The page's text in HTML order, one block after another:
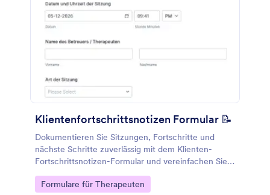
Klientenfortschrittsnotizen Formular 📝
Dokumentieren Sie Sitzungen, Fortschritte und
nächste Schritte zuverlässig mit dem Klienten-
Fortschrittsnotizen-Formular und vereinfachen Sie
die Datenerfassung für Therapie, Coaching und
Betreuungsteams mit Jotform.
Go to Category:
Formulare für Therapeuten